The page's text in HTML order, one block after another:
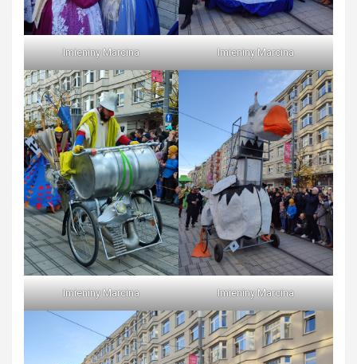
Imieniny Marcina Imieniny Marcina
Imieniny Marcina Imieniny Marcina